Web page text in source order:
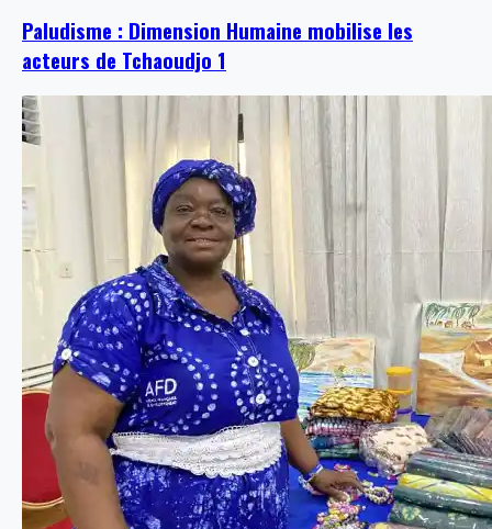
Paludisme : Dimension Humaine mobilise les
acteurs de Tchaoudjo 1